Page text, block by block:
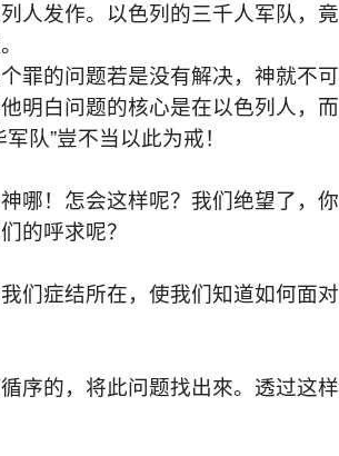
人发作。以色列的三千人军队，竟
罪的问题若是没有解决，神就不可
明白问题的核心是在以色列人，而
队”豈不当以此为戒！
哪！怎会这样呢？我们绝望了，你
的呼求呢？
们症结所在，使我们知道如何面对
序的，将此问题找出來。透过这样